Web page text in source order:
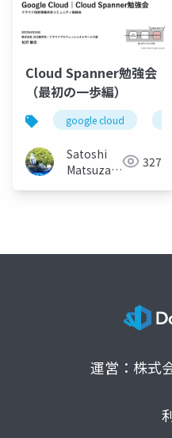
Cloud Spanner勉強会
（最初の一歩編）
google cloud
Satoshi
Matsuzawa
327
運営：株式